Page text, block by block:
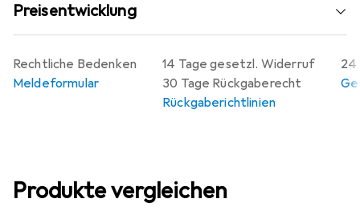
Preisentwicklung
14 Tage gesetzl. Widerruf
30 Tage Rückgaberecht
Rückgaberichtlinien
24
Rechtliche Bedenken
Meldeformular
Produkte vergleichen